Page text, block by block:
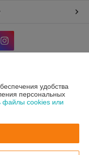
17а
удобства
персональных
файлы cookies или